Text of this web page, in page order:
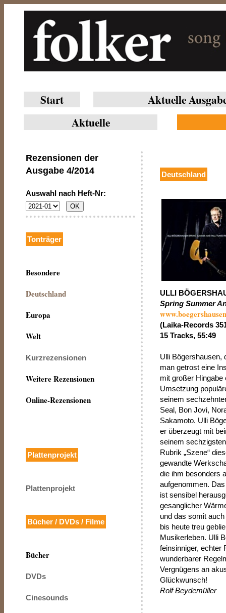
Start
Aktuelle
Aktuelle
Rezensionen der
Ausgabe 4/2014
Auswahl nach Heft-Nr:
Tonträger
Besondere
Deutschland
Europa
Welt
Kurzrezensionen
Weitere Rezensionen
Online-Rezensionen
Plattenprojekt
Plattenprojekt
Bücher / DVDs / Filme
Bücher
DVDs
Cinesounds
Deutschland
ULLI
Spring Summer
(Laika-Records
15 Tracks, 55:49
Ulli Bögershausen,
man getrost eine
mit großer Hingabe
Umsetzung
seinem
Seal, Bon Jovi,
Sakamoto. Ulli
er überzeugt mit
seinem
Rubrik „Szene“
gewandte
die ihm besonders
aufgenommen.
ist sensibel
gesanglicher
und das somit
bis heute treu
Musikerleben. Ulli
feinsinniger, echter
wunderbarer
Vergnügens an
Glückwunsch!
Rolf Beydemüller